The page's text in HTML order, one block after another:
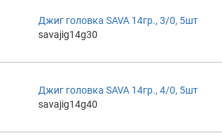
Джиг головка SAVA 14гр., 3/0, 5шт
savajig14g30
Джиг головка SAVA 14гр., 4/0, 5шт
savajig14g40